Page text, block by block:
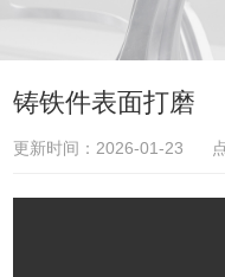
铸铁件表面打磨
更新时间：2026-01-23 点